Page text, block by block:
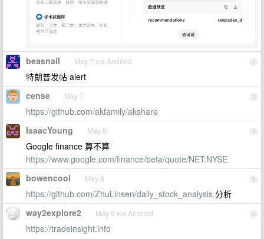
2
beasnail May 7 via Android
特朗普发帖 alert
3
cense May 7
https://github.com/akfamily/akshare
4
IsaacYoung May 8
Google finance 算不算
https://www.google.com/finance/beta/quote/NET:NYSE
5
bowencool May 8
https://github.com/ZhuLinsen/daily_stock_analysis 分析
6
way2explore2 May 9 via Android
https://tradeinsight.info